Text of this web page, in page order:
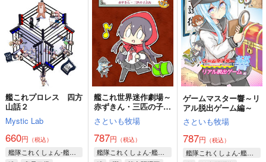
サンプル
作品詳細
艦これプロレス 四方
山話２
Mystic Lab
660円 （税込）
艦隊これくしょん-艦これ-
艦これ世界迷作劇場～
赤ずきん・三匹の子ぶ
た～
さといも牧場
787円 （税込）
艦隊これくしょん-艦これ-
ゲームマスター響～リ
アル脱出ゲーム編～
さといも牧場
787円 （税込）
艦隊これくしょん-艦これ-